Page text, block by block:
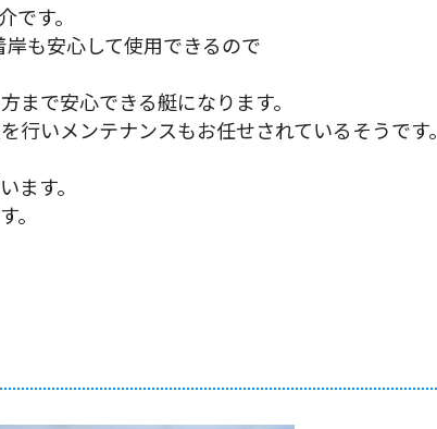
す。
も安心して使用できるので
まで安心できる艇になります。
いメンテナンスもお任せされているそうです。
ます。
。